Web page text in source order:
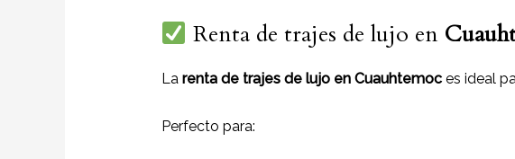
Renta de trajes de lujo en
La renta de trajes de lujo en Cuauhtemoc es ideal
Perfecto para: